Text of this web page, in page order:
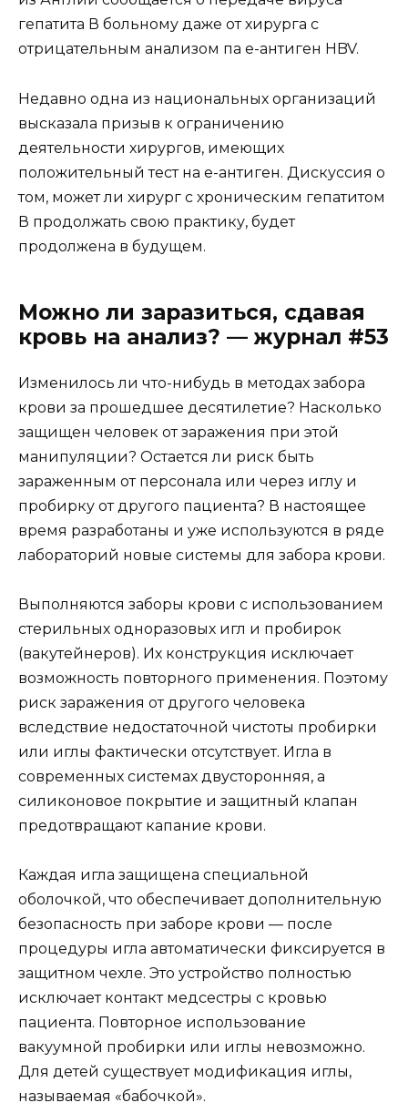
гепатита В больному даже от хирурга с
отрицательным анализом па е-антиген HBV.
Недавно одна из национальных организаций
высказала призыв к ограничению
деятельности хирургов, имеющих
положительный тест на е-антиген. Дискуссия о
том, может ли хирург с хроническим гепатитом
В продолжать свою практику, будет
продолжена в будущем.
Можно ли заразиться, сдавая
кровь на анализ? — журнал #53
Изменилось ли что-нибудь в методах забора
крови за прошедшее десятилетие? Насколько
защищен человек от заражения при этой
манипуляции? Остается ли риск быть
зараженным от персонала или через иглу и
пробирку от другого пациента? В настоящее
время разработаны и уже используются в ряде
лабораторий новые системы для забора крови.
Выполняются заборы крови с использованием
стерильных одноразовых игл и пробирок
(вакутейнеров). Их конструкция исключает
возможность повторного применения. Поэтому
риск заражения от другого человека
вследствие недостаточной чистоты пробирки
или иглы фактически отсутствует. Игла в
современных системах двусторонняя, а
силиконовое покрытие и защитный клапан
предотвращают капание крови.
Каждая игла защищена специальной
оболочкой, что обеспечивает дополнительную
безопасность при заборе крови — после
процедуры игла автоматически фиксируется в
защитном чехле. Это устройство полностью
исключает контакт медсестры с кровью
пациента. Повторное использование
вакуумной пробирки или иглы невозможно.
Для детей существует модификация иглы,
называемая «бабочкой».